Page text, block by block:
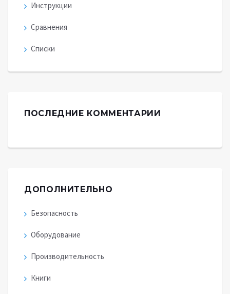
Инструкции
Сравнения
Списки
ПОСЛЕДНИЕ КОММЕНТАРИИ
ДОПОЛНИТЕЛЬНО
Безопасность
Оборудование
Производительность
Книги